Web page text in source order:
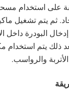
على استخدام
ثم يتم تشغيل
البودرة داخل
ذلك يتم
والرواسب.